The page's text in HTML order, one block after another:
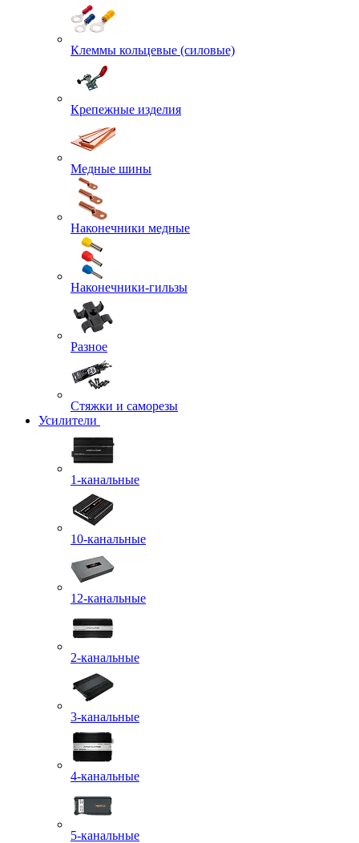
Клеммы кольцевые (силовые)
Крепежные изделия
Медные шины
Наконечники медные
Наконечники-гильзы
Разное
Стяжки и саморезы
Усилители
1-канальные
10-канальные
12-канальные
2-канальные
3-канальные
4-канальные
5-канальные